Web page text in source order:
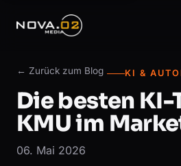
← Zurück zum Blog KI &
Die besten KI-
KMU im
06. Mai 2026